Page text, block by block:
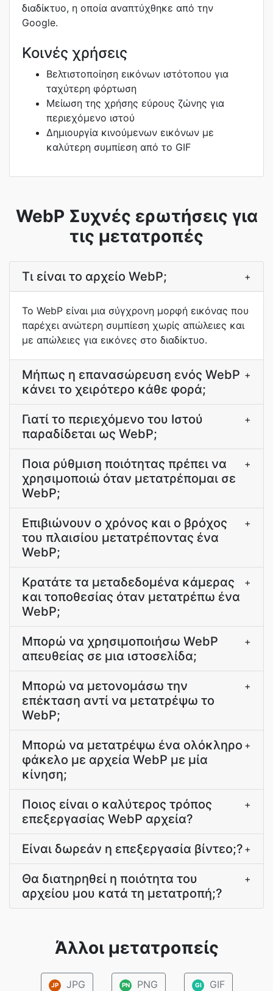
διαδίκτυο, η οποία αναπτύχθηκε από την
Google.
Κοινές χρήσεις
Βελτιστοποίηση εικόνων ιστότοπου για
ταχύτερη φόρτωση
Μείωση της χρήσης εύρους ζώνης για
περιεχόμενο ιστού
Δημιουργία κινούμενων εικόνων με
καλύτερη συμπίεση από το GIF
WebP Συχνές ερωτήσεις για
τις μετατροπές
Τι είναι το αρχείο WebP; +
Το WebP είναι μια σύγχρονη μορφή εικόνας που
παρέχει ανώτερη συμπίεση χωρίς απώλειες και
με απώλειες για εικόνες στο διαδίκτυο.
Μήπως η επανασώρευση ενός WebP
κάνει το χειρότερο κάθε φορά;
+
Γιατί το περιεχόμενο του Ιστού
παραδίδεται ως WebP;
+
Ποια ρύθμιση ποιότητας πρέπει να
χρησιμοποιώ όταν μετατρέπομαι σε
WebP;
+
Επιβιώνουν ο χρόνος και ο βρόχος
του πλαισίου μετατρέποντας ένα
WebP;
+
Κρατάτε τα μεταδεδομένα κάμερας
και τοποθεσίας όταν μετατρέπω ένα
WebP;
+
Μπορώ να χρησιμοποιήσω WebP
απευθείας σε μια ιστοσελίδα;
+
Μπορώ να μετονομάσω την
επέκταση αντί να μετατρέψω το
WebP;
+
Μπορώ να μετατρέψω ένα ολόκληρο
φάκελο με αρχεία WebP με μία
κίνηση;
+
Ποιος είναι ο καλύτερος τρόπος
επεξεργασίας WebP αρχεία?
+
Είναι δωρεάν η επεξεργασία βίντεο;? +
Θα διατηρηθεί η ποιότητα του
αρχείου μου κατά τη μετατροπή;?
+
Άλλοι μετατροπείς
JP JPG PN PNG GI GIF